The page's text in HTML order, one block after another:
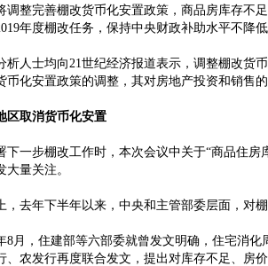
调整完善棚改货币化安置政策，商品房库存不
年度棚改任务，保持中央财政补助水平不降
析人士均向21世纪经济报道表示，调整棚改货
币化安置政策的调整，其对房地产投资和销售
区取消货币化安置
下一步棚改工作时，本次会议中关于“商品住房
大量关注。
，去年下半年以来，中央和主管部委层面，对
8月，住建部等六部委就曾发文明确，住宅消
、农发行再度联合发文，提出对库存不足、房